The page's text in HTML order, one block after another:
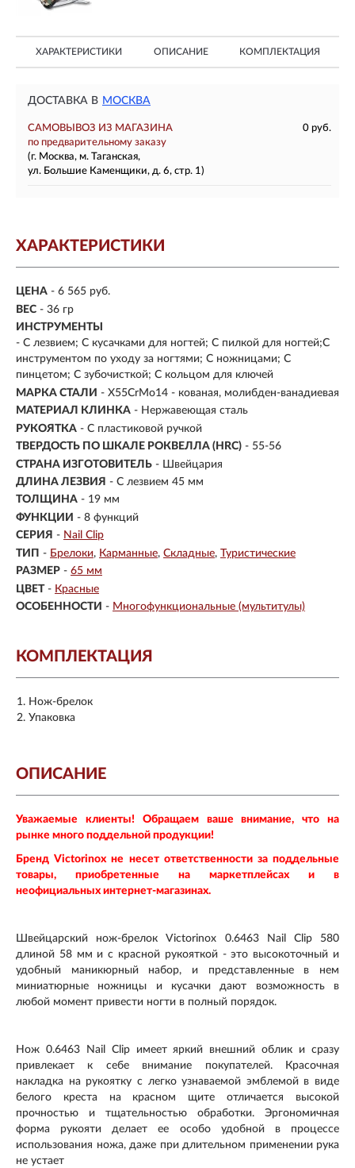
ХАРАКТЕРИСТИКИ ОПИСАНИЕ КОМПЛЕКТАЦИЯ
ДОСТАВКА В МОСКВА
САМОВЫВОЗ ИЗ МАГАЗИНА
0 руб.
по предварительному заказу
(г. Москва, м. Таганская,
ул. Большие Каменщики, д. 6, стр. 1)
ХАРАКТЕРИСТИКИ
ЦЕНА - 6 565 руб.
ВЕС - 36 гр
ИНСТРУМЕНТЫ
- С лезвием; С кусачками для ногтей; С пилкой для ногтей;С
инструментом по уходу за ногтями; С ножницами; С
пинцетом; С зубочисткой; С кольцом для ключей
МАРКА СТАЛИ - X55CrMo14 - кованая, молибден-ванадиевая
МАТЕРИАЛ КЛИНКА - Нержавеющая сталь
РУКОЯТКА - С пластиковой ручкой
ТВЕРДОСТЬ ПО ШКАЛЕ РОКВЕЛЛА (HRC) - 55-56
СТРАНА ИЗГОТОВИТЕЛЬ - Швейцария
ДЛИНА ЛЕЗВИЯ - С лезвием 45 мм
ТОЛЩИНА - 19 мм
ФУНКЦИИ - 8 функций
СЕРИЯ - Nail Clip
ТИП - Брелоки Карманные Складные Туристические
РАЗМЕР - 65 мм
ЦВЕТ - Красные
ОСОБЕННОСТИ - Многофункциональные (мультитулы)
КОМПЛЕКТАЦИЯ
Нож-брелок
Упаковка
ОПИСАНИЕ
Уважаемые клиенты! Обращаем ваше внимание, что на
рынке много поддельной продукции!
Бренд Victorinox не несет ответственности за поддельные
товары, приобретенные на маркетплейсах и в
неофициальных интернет-магазинах.
Швейцарский нож-брелок Victorinox 0.6463 Nail Сlip 580
длиной 58 мм и с красной рукояткой - это высокоточный и
удобный маникюрный набор, и представленные в нем
миниатюрные ножницы и кусачки дают возможность в
любой момент привести ногти в полный порядок.
Нож 0.6463 Nail Сlip имеет яркий внешний облик и сразу
привлекает к себе внимание покупателей. Красочная
накладка на рукоятку с легко узнаваемой эмблемой в виде
белого креста на красном щите отличается высокой
прочностью и тщательностью обработки. Эргономичная
форма рукояти делает ее особо удобной в процессе
использования ножа, даже при длительном применении рука
не устает